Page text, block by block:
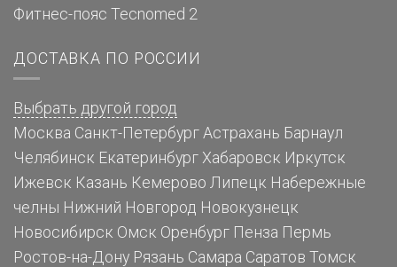
Фитнес-пояс Tecnomed 2
ДОСТАВКА ПО РОССИИ
Выбрать другой город
Москва Санкт-Петербург Астрахань Барнаул
Челябинск Екатеринбург Хабаровск Иркутск
Ижевск Казань Кемерово Липецк Набережные
челны Нижний Новгород Новокузнецк
Новосибирск Омск Оренбург Пенза Пермь
Ростов-на-Дону Рязань Самара Саратов Томск